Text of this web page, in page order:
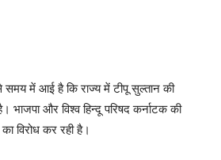
में आई है कि राज्य में टीपू सुल्तान की
भाजपा और विश्व हिन्दू परिषद कर्नाटक की
विरोध कर रही है।